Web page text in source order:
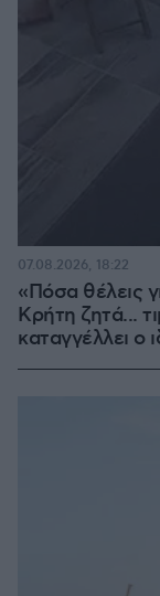
«Πόσα θέλεις
Κρήτη ζητά...
καταγγέλλει ο
07.08.2026, 18:22